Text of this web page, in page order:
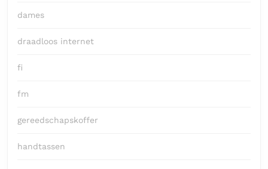
dames
draadloos internet
fi
fm
gereedschapskoffer
handtassen